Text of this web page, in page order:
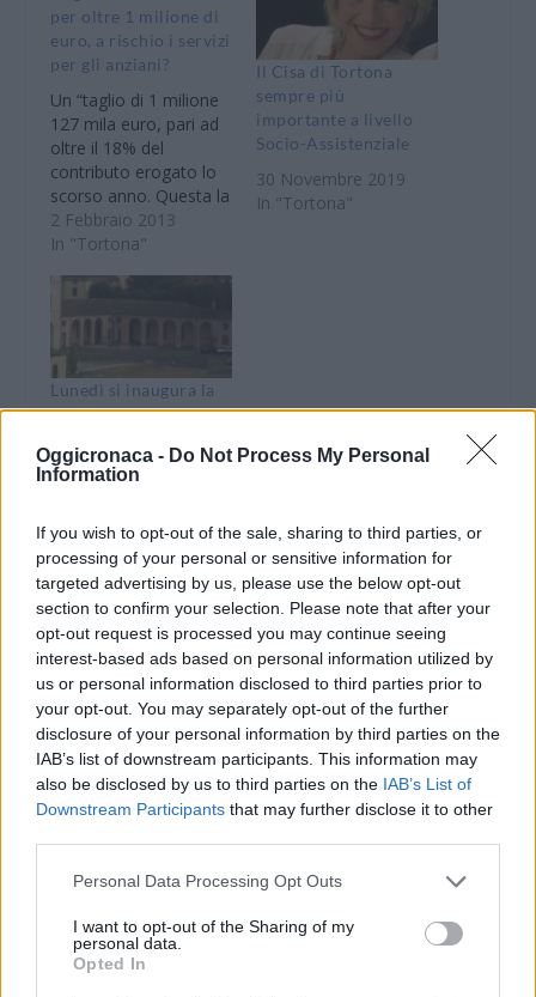
Oggicronaca - Do Not Process My Personal
Information
If you wish to opt-out of the sale, sharing to third parties, or
processing of your personal or sensitive information for
targeted advertising by us, please use the below opt-out
section to confirm your selection. Please note that after your
opt-out request is processed you may continue seeing
interest-based ads based on personal information utilized by
us or personal information disclosed to third parties prior to
your opt-out. You may separately opt-out of the further
disclosure of your personal information by third parties on the
IAB’s list of downstream participants. This information may
also be disclosed by us to third parties on the IAB’s List of
Downstream Participants that may further disclose it to other
Personal Data Processing Opt Outs
I want to opt-out of the Sharing of my
personal data.
Opted In
per oltre 1 milione di
euro, a rischio i servizi
per gli anziani?
Un “taglio di 1 milione
127 mila euro, pari ad
oltre il 18% del
contributo erogato lo
scorso anno. Questa la
“tegola” giunta al Cisa,
il Consorzio
Assistenziale, che
fornisce aiuti agli oltre
Comuni del Tortonese
e che adesso sarà
costretto a ridurre…
2 Febbraio 2013
In "Tortona"
Il Cisa di Tortona
sempre più
importante a livello
Socio-Assistenziale
30 Novembre 2019
In "Tortona"
Lunedì si inaugura la
nuova sede del Cisa di
convegno sulle
povertà e un rinfresco
25 Giugno 2017
In "Tortona"
CONDIVIDERE: